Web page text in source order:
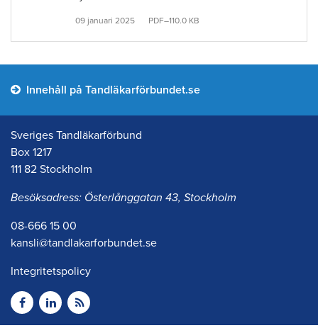
09 januari 2025 PDF–110.0 KB
Innehåll på Tandläkarförbundet.se
Sveriges Tandläkarförbund
Box 1217
111 82 Stockholm
Besöksadress: Österlånggatan 43, Stockholm
08-666 15 00
kansli@tandlakarforbundet.se
Integritetspolicy